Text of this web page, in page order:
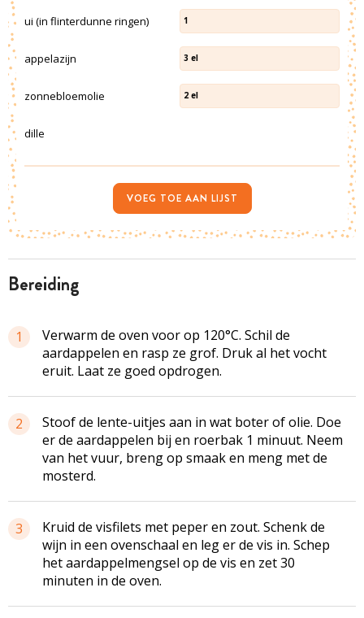
bereiding
1
Verwarm de oven voor op 120°C. Schil de
aardappelen en rasp ze grof. Druk al het vocht
eruit. Laat ze goed opdrogen.
2
Stoof de lente-uitjes aan in wat boter of olie. Doe
er de aardappelen bij en roerbak 1 minuut. Neem
van het vuur, breng op smaak en meng met de
mosterd.
3 Kruid de visfilets met peper en zout. Schenk de
wijn in een ovenschaal en leg er de vis in. Schep
hetaardappelmengsel op de vis en zet 30
minuten in de oven.
ui (in flinterdunne ringen) 1
appelazijn 3 el
zonnebloemolie 2 el
dille
VOEG TOE AAN LIJST